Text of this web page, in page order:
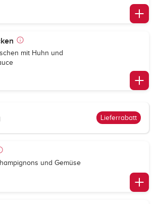
mit Huhn und
Lieferrabatt
und Gemüse